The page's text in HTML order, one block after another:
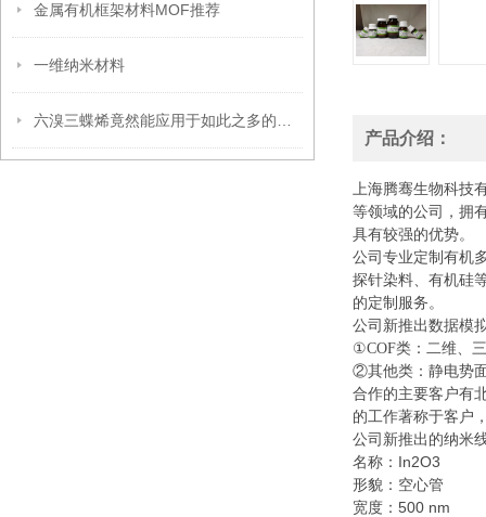
金属有机框架材料MOF推荐
一维纳米材料
产品介绍：
上海腾骞生物科技
等领域的公司，拥
具有较强的优势。
公司专业定制有机
探针染料、有机硅
的定制服务。
公司新推出数据模
①COF类：二维、
②其他类：静电势
合作的主要客户有
的工作著称于客户
公司新推出的纳米
名称：In2O3
形貌：空心管
宽度：500 nm